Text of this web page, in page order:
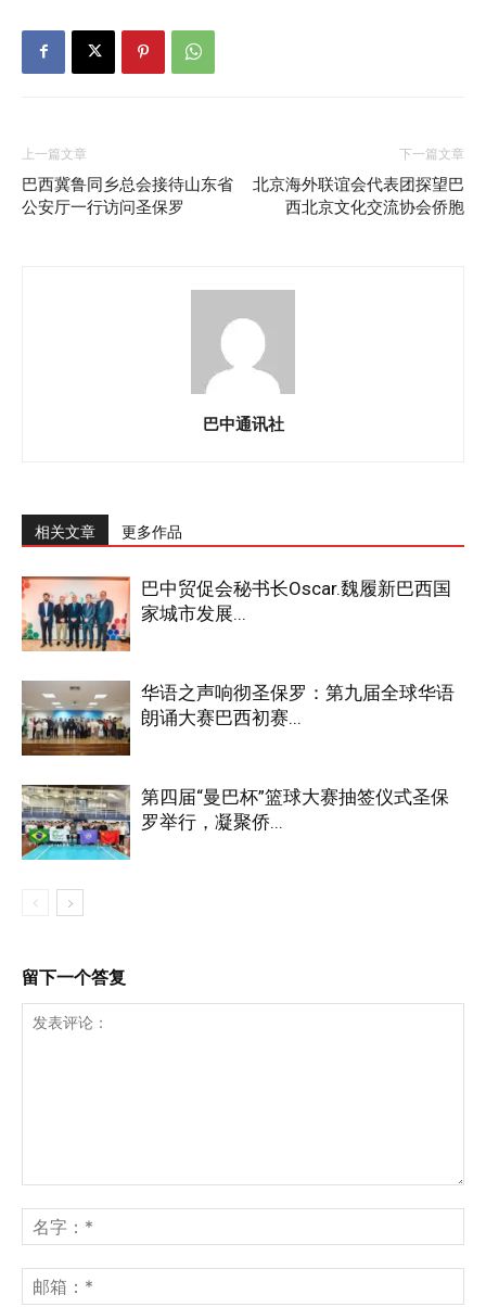
上一篇文章
巴西冀鲁同乡总会接待山东省
公安厅一行访问圣保罗
下一篇文章
北京海外联谊会代表团探望巴
西北京文化交流协会侨胞
巴中通讯社
相关文章 更多作品
巴中贸促会秘书长Oscar.魏履新巴西国
家城市发展...
华语之声响彻圣保罗：第九届全球华语
朗诵大赛巴西初赛...
第四届“曼巴杯”篮球大赛抽签仪式圣保
罗举行，凝聚侨...
留下一个答复